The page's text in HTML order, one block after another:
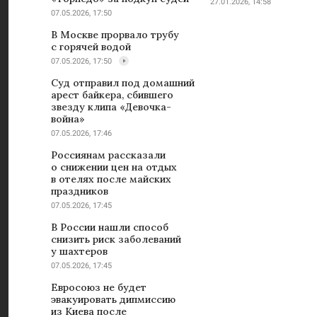
07.05.2026, 17:50
В Москве прорвало трубу
с горячей водой
07.05.2026, 17:50
Суд отправил под домашний
арест байкера, сбившего
звезду клипа «Девочка-
война»
07.05.2026, 17:46
Россиянам рассказали
о снижении цен на отдых
в отелях после майских
праздников
07.05.2026, 17:45
В России нашли способ
снизить риск заболеваний
у шахтеров
07.05.2026, 17:45
Евросоюз не будет
эвакуировать дипмиссию
из Киева после